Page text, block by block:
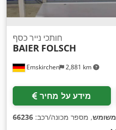
Emskirchen 2,881 km
חותכי נייר כסף
BAIER FOLSCH
מידע על מחיר
משומש, מספר מכונה/רכב: 66236